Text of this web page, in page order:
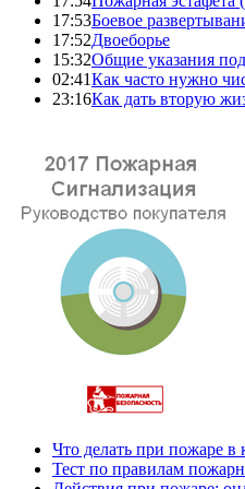
17:53Боевое
17:52Двоеборье
15:32Общие указания
02:41Как часто нужно
23:16Как дать вторую
Что делать при пожаре в
Тест по правилам